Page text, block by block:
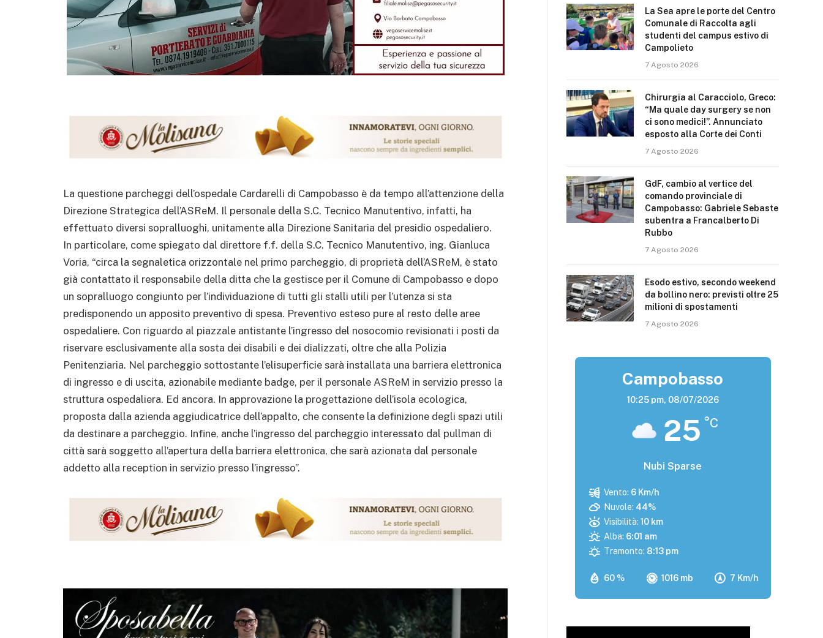
La questione parcheggi dell’ospedale Cardarelli di Campobasso è da tempo all’attenzione della
Direzione Strategica dell’ASReM. Il personale della S.C. Tecnico Manutentivo, infatti, ha
effettuato diversi sopralluoghi, unitamente alla Direzione Sanitaria del presidio ospedaliero.
In particolare, come spiegato dal direttore f.f. della S.C. Tecnico Manutentivo, ing. Gianluca
Voria, “circa la segnaletica orizzontale nel primo parcheggio, di proprietà dell’ASReM, è stato
già contattato il responsabile della ditta che la gestisce per il Comune di Campobasso e dopo
un sopralluogo congiunto per l’individuazione di tutti gli stalli utili per l’utenza si sta
predisponendo un apposito preventivo di spesa. Preventivo esteso pure al resto delle aree
ospedaliere. Con riguardo al piazzale antistante l’ingresso del nosocomio revisionati i posti da
riservare esclusivamente alla sosta dei disabili e dei dializzati, oltre che alla Polizia
Penitenziaria. Nel parcheggio sottostante l’elisuperficie sarà installata una barriera elettronica
di ingresso e di uscita, azionabile mediante badge, per il personale ASReM in servizio presso la
struttura ospedaliera. Ed ancora. In approvazione la progettazione dell’isola ecologica,
proposta dalla azienda aggiudicatrice dell’appalto, che consente la definizione degli spazi utili
da destinare a parcheggio. Infine, anche l’ingresso del parcheggio interessato dal pullman di
città sarà soggetto all’apertura della barriera elettronica, che sarà azionata dal personale
addetto alla reception in servizio presso l’ingresso”.
La Sea apre le porte del Centro
Comunale di Raccolta agli
studenti del campus estivo di
Campolieto
7 Agosto 2026
Chirurgia al Caracciolo, Greco:
“Ma quale day surgery se non
ci sono medici!”. Annunciato
esposto alla Corte dei Conti
7 Agosto 2026
GdF, cambio al vertice del
comando provinciale di
Campobasso: Gabriele Sebaste
subentra a Francalberto Di
Rubbo
7 Agosto 2026
Esodo estivo, secondo weekend
da bollino nero: previsti oltre 25
milioni di spostamenti
7 Agosto 2026
Campobasso
10:25 pm, 08/07/2026
25 °C
Nubi Sparse
60 % 1016 mb 7 Km/h
Vento: 6 Km/h
Nuvole: 44%
Visibilità: 10 km
Alba: 6:01 am
Tramonto: 8:13 pm